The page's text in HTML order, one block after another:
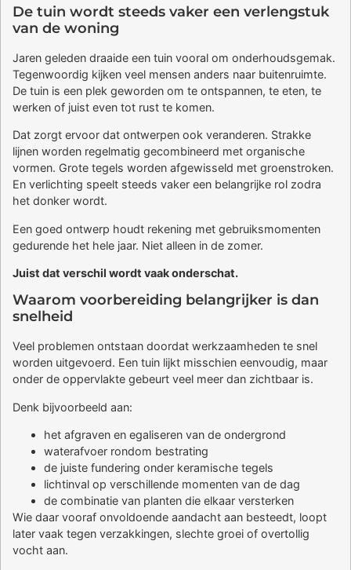
De tuin wordt steeds vaker een verlengstuk
van de woning
Jaren geleden draaide een tuin vooral om onderhoudsgemak.
Tegenwoordig kijken veel mensen anders naar buitenruimte.
De tuin is een plek geworden om te ontspannen, te eten, te
werken of juist even tot rust te komen.
Dat zorgt ervoor dat ontwerpen ook veranderen. Strakke
lijnen worden regelmatig gecombineerd met organische
vormen. Grote tegels worden afgewisseld met groenstroken.
En verlichting speelt steeds vaker een belangrijke rol zodra
het donker wordt.
Een goed ontwerp houdt rekening met gebruiksmomenten
gedurende het hele jaar. Niet alleen in de zomer.
Juist dat verschil wordt vaak onderschat.
Waarom voorbereiding belangrijker is dan
snelheid
Veel problemen ontstaan doordat werkzaamheden te snel
worden uitgevoerd. Een tuin lijkt misschien eenvoudig, maar
onder de oppervlakte gebeurt veel meer dan zichtbaar is.
Denk bijvoorbeeld aan:
het afgraven en egaliseren van de ondergrond
waterafvoer rondom bestrating
de juiste fundering onder keramische tegels
lichtinval op verschillende momenten van de dag
de combinatie van planten die elkaar versterken
Wie daar vooraf onvoldoende aandacht aan besteedt, loopt
later vaak tegen verzakkingen, slechte groei of overtollig
vocht aan.